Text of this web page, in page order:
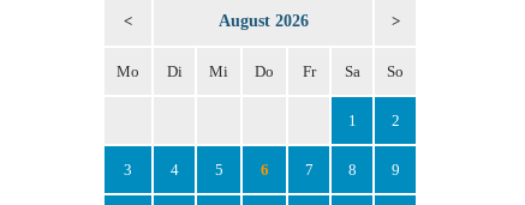
< August 2026 >
Mo Di Mi Do Fr Sa So
1 2
3 4 5 6 7 8 9